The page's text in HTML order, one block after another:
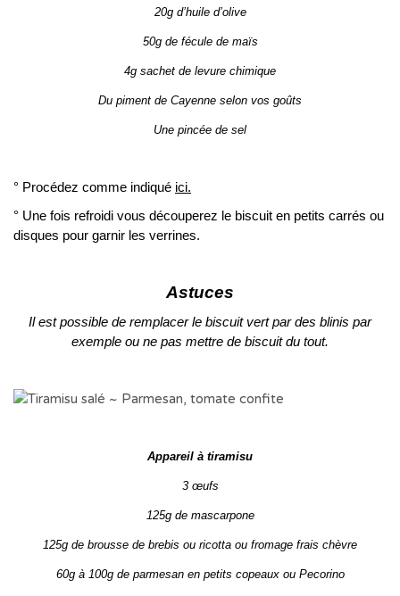
20g d’huile d’olive
50g de fécule de maïs
4g sachet de levure chimique
Du piment de Cayenne selon vos goûts
Une pincée de sel
° Procédez comme indiqué ici.
° Une fois refroidi vous découperez le biscuit en petits carrés ou
disques pour garnir les verrines.
Astuces
Il est possible de remplacer le biscuit vert par des blinis par
exemple ou ne pas mettre de biscuit du tout.
Appareil à tiramisu
3 œufs
125g de mascarpone
125g de brousse de brebis ou ricotta ou fromage frais chèvre
60g à 100g de parmesan en petits copeaux ou Pecorino